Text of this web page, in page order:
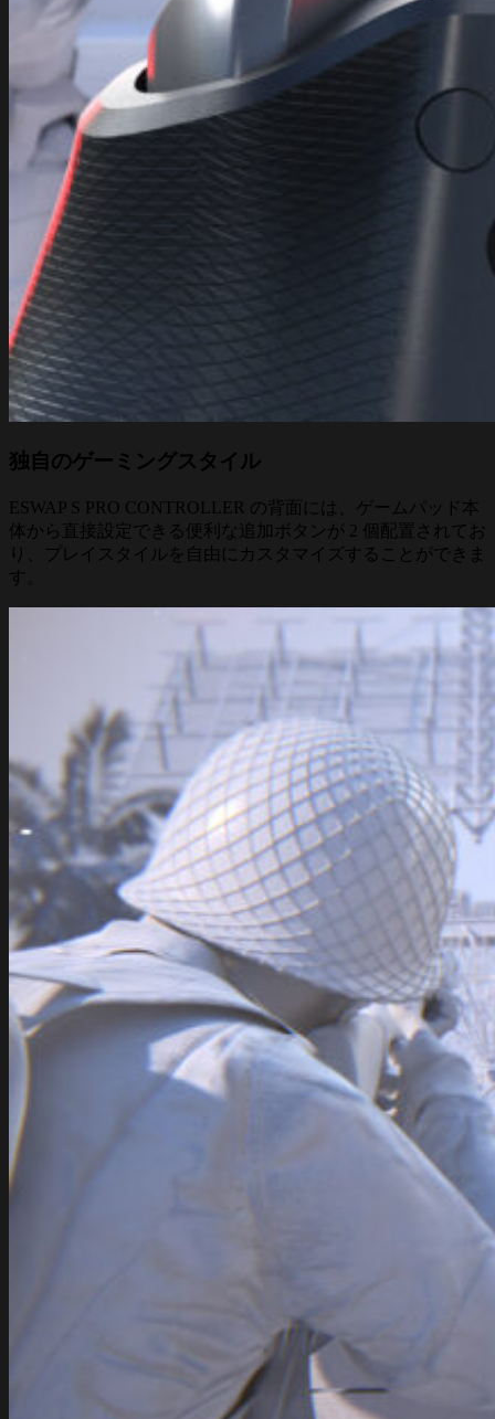
独自のゲーミングスタイル
ESWAP S PRO CONTROLLER の背面には、ゲームパッド本
体から直接設定できる便利な追加ボタンが 2 個配置されてお
り、プレイスタイルを自由にカスタマイズすることができま
す。